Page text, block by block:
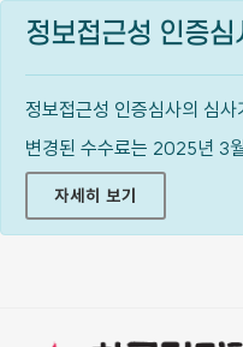
정보접근성 인증
정보접근성 인증심사의 심
변경된 수수료는 2025년 3
자세히 보기